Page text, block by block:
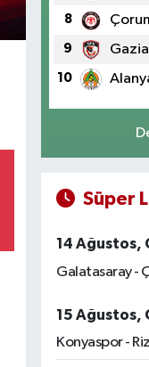
8
9
10
Süper
14 Ağustos,
Galatasaray -
15 Ağustos,
Konyaspor -